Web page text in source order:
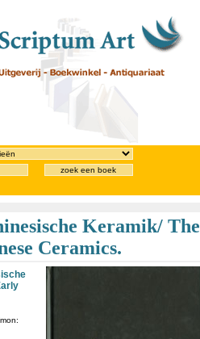
zoek een boek
Keramik/ The
Ceramics.